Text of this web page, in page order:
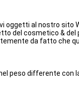
oggetti al nostro sito
del cosmetico & del
da fatto che
peso differente con